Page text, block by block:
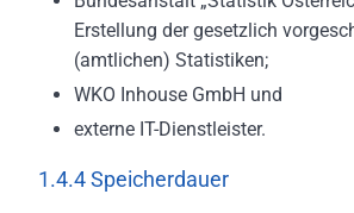
Erstellung der gesetzlich
(amtlichen) Statistiken;
WKO Inhouse GmbH und
externe IT-Dienstleister.
1.4.4 Speicherdauer